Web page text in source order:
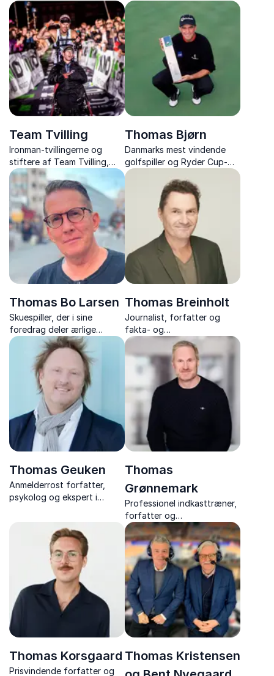
forfatter, og ekspert i børn
og unge
forretningsudvikling
Team Tvilling
Ironman-tvillingerne og
stiftere af Team Tvilling,
inspirerer med deres stærke
fortælling om viljestyrke,
broderskab og at overvinde
det umulige sammen.
Thomas Bjørn
Danmarks mest vindende
golfspiller og Ryder Cup-
kaptajn. Oplev et unikt
foredrag fyldt med
inspiration og personlige
historier.
Thomas Bo Larsen
Skuespiller, der i sine
foredrag deler ærlige
historier om karriere,
misbrug og personlig
udvikling med nærvær og
humor.
Thomas Breinholt
Journalist, forfatter og
fakta- og
dokumentarredaktør, der
udforsker hvordan sindet
kan aktivere kroppens
naturlige helbredelse.
Thomas Geuken
Anmelderrost forfatter,
psykolog og ekspert i
fremtidsforskning,
psykologi og megatrends
med dyb faglighed og
anderledes indsigt på
fremtidens usikkerheder og
muligheder.
Thomas
Grønnemark
Professionel indkasttræner,
forfatter og
foredragsholder med +1.000
skræddersyede foredrag
om motivation,
arbejdsglæde, samarbejde
og modet til at tænke
anderledes.
Thomas Korsgaard
Prisvindende forfatter og
Thomas Kristensen